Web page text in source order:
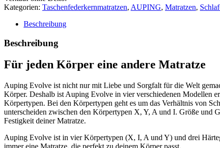
Kategorien: Taschenfederkernmatratzen, AUPING, Matratzen,
Beschreibung
Beschreibung
Für jeden Körper eine andere Matratze
Auping Evolve ist nicht nur mit Liebe und Sorgfalt für die Welt
Körper. Deshalb ist Auping Evolve in vier verschiedenen Modellen
Körpertypen. Bei den Körpertypen geht es um das Verhältnis von
unterscheiden zwischen den Körpertypen X, Y, A und I. Größe und
Festigkeit deiner Matratze.
Auping Evolve ist in vier Körpertypen (X, I, A und Y) und drei